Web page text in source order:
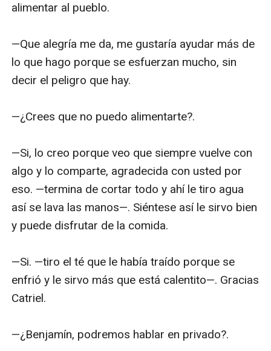
alimentar al pueblo.
—Que alegría me da, me gustaría ayudar más de
lo que hago porque se esfuerzan mucho, sin
decir el peligro que hay.
—¿Crees que no puedo alimentarte?.
—Si, lo creo porque veo que siempre vuelve con
algo y lo comparte, agradecida con usted por
eso. —termina de cortar todo y ahí le tiro agua
así se lava las manos—. Siéntese así le sirvo bien
y puede disfrutar de la comida.
—Si. —tiro el té que le había traído porque se
enfrió y le sirvo más que está calentito—. Gracias
Catriel.
—¿Benjamín, podremos hablar en privado?.